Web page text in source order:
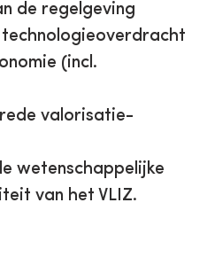
de regelgeving
(incl.
valorisatie-
wetenschappelijke
van het VLIZ.